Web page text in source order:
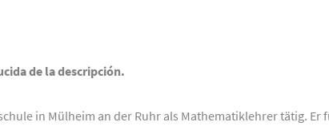
de la descripción.
in Mülheim an der Ruhr als Mathematiklehrer tätig. Er